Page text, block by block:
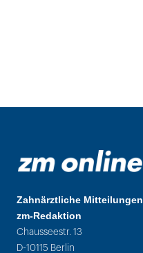
Zahnärztliche Mitteilungen
zm-Redaktion
Chausseestr. 13
D-10115 Berlin